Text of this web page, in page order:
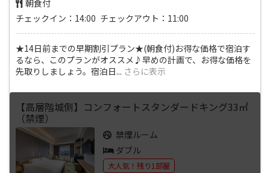
朝食付
チェックイン：14:00 チェックアウト：11:00
★14日前までの早期割引プラン★(朝食付)お得な価格で宿泊す
るなら、このプランがオススメ♪早めの計画で、お得な価格を
先取りしましょう。宿泊日... さらに表示
【高層階城側】コンフォートスタンダードキング33㎡
（禁煙）
禁煙ルーム
ダブル
大人気！残り1部屋